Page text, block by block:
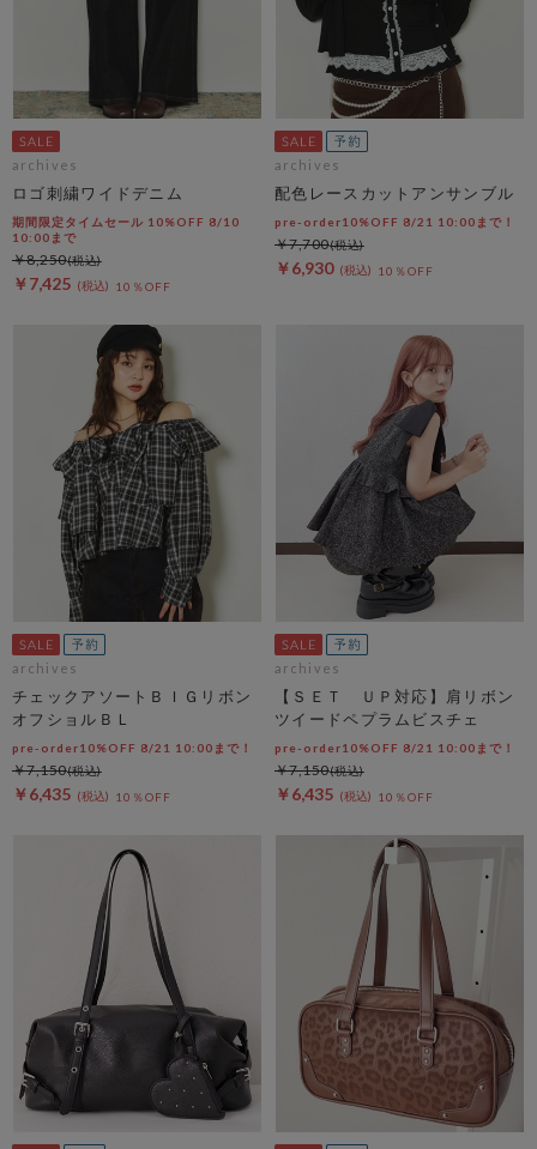
archives
ロゴ刺繍ワイドデニム
期間限定タイムセール 10%OFF 8/10
10:00まで
￥7,425 10％OFF
￥8,250
archives
配色レースカットアンサンブル
pre-order10%OFF 8/21 10:00まで！
￥6,930 10％OFF
￥7,700
archives
チェックアソートＢＩＧリボン
オフショルＢＬ
pre-order10%OFF 8/21 10:00まで！
￥6,435 10％OFF
￥7,150
archives
【ＳＥＴ ＵＰ対応】肩リボン
ツイードペプラムビスチェ
pre-order10%OFF 8/21 10:00まで！
￥6,435 10％OFF
￥7,150